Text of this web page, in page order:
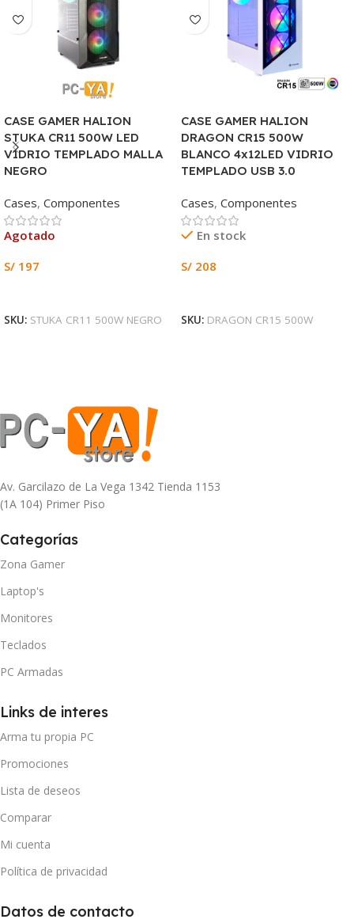
CASE GAMER HALION
STUKA CR11 500W LED
VIDRIO TEMPLADO MALLA
NEGRO
Cases, Componentes
Agotado
S/ 197
SKU: STUKA CR11 500W NEGRO
CASE GAMER HALION
DRAGON CR15 500W
BLANCO 4x12LED VIDRIO
TEMPLADO USB 3.0
Cases, Componentes
En stock
S/ 208
SKU: DRAGON CR15 500W
Av. Garcilazo de La Vega 1342 Tienda 1153
(1A 104) Primer Piso
Categorías
Zona Gamer
Laptop's
Monitores
Teclados
PC Armadas
Links de interes
Arma tu propia PC
Promociones
Lista de deseos
Comparar
Mi cuenta
Política de privacidad
Datos de contacto